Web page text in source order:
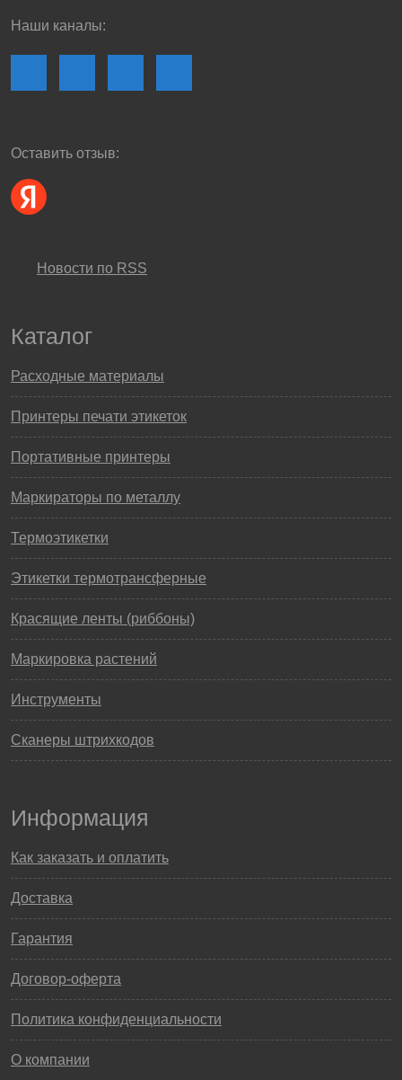
Наши каналы:
Оставить отзыв:
Новости по RSS
Каталог
Расходные материалы
Принтеры печати этикеток
Портативные принтеры
Маркираторы по металлу
Термоэтикетки
Этикетки термотрансферные
Красящие ленты (риббоны)
Маркировка растений
Инструменты
Сканеры штрихкодов
Информация
Как заказать и оплатить
Доставка
Гарантия
Договор-оферта
Политика конфиденциальности
О компании